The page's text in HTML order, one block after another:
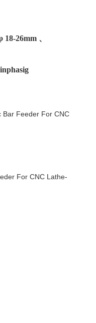
18-26mm 、